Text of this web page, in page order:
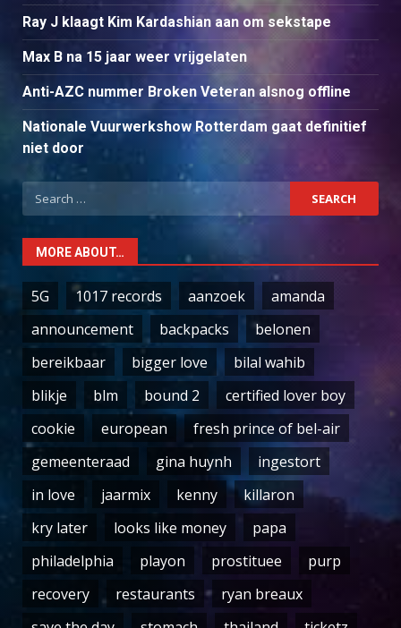
Ray J klaagt Kim Kardashian aan om sekstape
Max B na 15 jaar weer vrijgelaten
Anti-AZC nummer Broken Veteran alsnog offline
Nationale Vuurwerkshow Rotterdam gaat definitief
niet door
Search
for:
MORE ABOUT…
5G 1017 records aanzoek
amanda
announcement
backpacks
belonen
bereikbaar
bigger love
bilal wahib
blikje
blm bound 2
certified lover boy
cookie
european
fresh prince of bel-air
gemeenteraad
gina huynh
ingestort
in love
jaarmix kenny
killaron
kry later
looks like money
papa
philadelphia
playon prostituee
purp
recovery
restaurants
ryan breaux